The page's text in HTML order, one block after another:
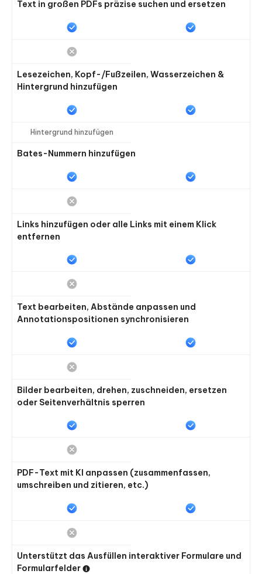
Text in großen PDFs präzise suchen und ersetzen
Lesezeichen, Kopf-/Fußzeilen, Wasserzeichen &
Hintergrund hinzufügen
Hintergrund hinzufügen
Bates-Nummern hinzufügen
Links hinzufügen oder alle Links mit einem Klick
entfernen
Text bearbeiten, Abstände anpassen und
Annotationspositionen synchronisieren
Bilder bearbeiten, drehen, zuschneiden, ersetzen
oder Seitenverhältnis sperren
PDF-Text mit KI anpassen (zusammenfassen,
umschreiben und zitieren, etc.)
Unterstützt das Ausfüllen interaktiver Formulare und
Formularfelder